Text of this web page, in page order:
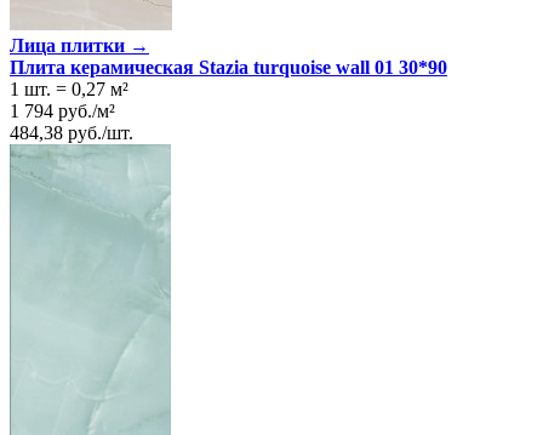
Лица плитки →
Плита керамическая Stazia turquoise wall 01 30*90
1 шт. = 0,27 м²
1 794 руб./м²
484,38 руб./шт.